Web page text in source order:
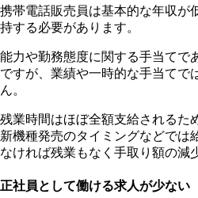
携帯電話販売員は基本的な年収が
持する必要があります。
能力や勤務態度に関する手当てで
ですが、業績や一時的な手当てで
ん。
残業時間はほぼ全額支給されるた
新機種発売のタイミングなどでは
なければ残業もなく手取り額の減
正社員として働ける求人が少ない